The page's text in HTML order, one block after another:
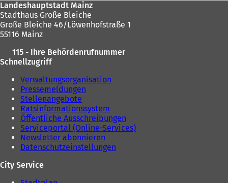
Landeshauptstadt Mainz
Stadthaus Große Bleiche
Große Bleiche 46/Löwenhofstraße 1
55116 Mainz
115 - Ihre Behördenrufnummer
Schnellzugriff
Verwaltungsorganisation
Pressemeldungen
Stellenangebote
Ratsinformationssystem
Öffentliche Ausschreibungen
Serviceportal (Online-Services)
Newsletter abonnieren
Datenschutzeinstellungen
City Service